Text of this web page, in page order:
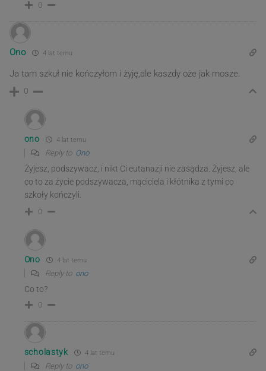
0
Ono 4 lat temu
Ja tam szkuł nie kończyłom i żyję,ale kaszdy oże jak mosze.
0
ono 4 lat temu
Reply to Ono
Żyjesz, podszywacz, i nikt Ci eutanazji nie zasądza. Żyjesz, ale
co to za życie podszywacza, mąciciela i kłótnika z tymi co
szkoły kończyli.
0
Ono 4 lat temu
Reply to ono
Co to?
0
scholastyk 4 lat temu
Reply to ono